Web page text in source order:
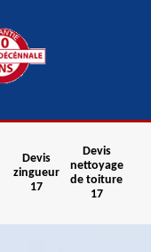
Devis
zingueur
17
Devis
nettoyage
de toiture
17